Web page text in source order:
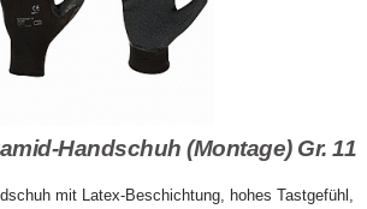
Handschuh (Montage) Gr. 11
mit Latex-Beschichtung, hohes Tastgefühl,